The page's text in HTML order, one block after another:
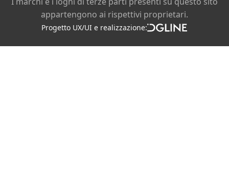
appartengono ai rispettivi proprietari.
Progetto UX/UI e realizzazione:
Privacy policyCookie policy
Instagram
Facebook